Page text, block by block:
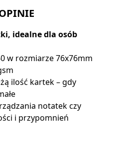
idealne dla osób
w rozmiarze 76x76mm
ilość kartek – gdy
notatek czy
i przypomnień